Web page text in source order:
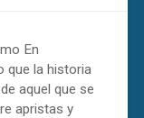
En
que la historia
aquel que se
apristas y